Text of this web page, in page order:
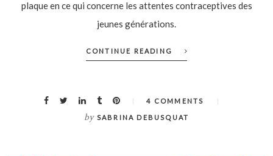
plaque en ce qui concerne les attentes contraceptives des
jeunes générations.
CONTINUE READING
4 COMMENTS
by SABRINA DEBUSQUAT